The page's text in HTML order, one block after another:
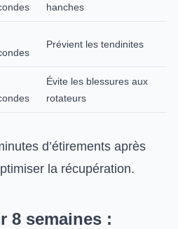
hanches
Prévient les tendinites
Évite les blessures aux
rotateurs
d’étirements après
la récupération.
8 semaines :